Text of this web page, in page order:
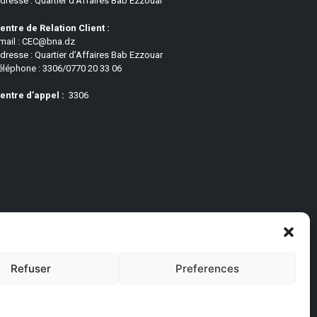
Refuser Preferences
de Relation Client :
: CEC@bna.dz
: Quartier d’Affaires Bab Ezzouar
: 3306/0770 20 33 06
d’appel : 3306